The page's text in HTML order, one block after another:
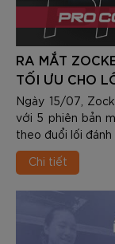
RA MẮT
TỐI ƯU CHO
Ngày 15/07,
với 5 phiên bản
theo đuổi lối đánh
Chi tiết